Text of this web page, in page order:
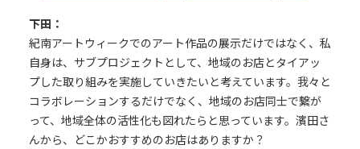
下田：
紀南アートウィークでのアート作品の展示だけではなく、私
自身は、サブプロジェクトとして、地域のお店とタイアッ
プした取り組みを実施していきたいと考えています。我々と
コラボレーションするだけでなく、地域のお店同士で繋が
って、地域全体の活性化も図れたらと思っています。濱田さ
んから、どこかおすすめのお店はありますか？